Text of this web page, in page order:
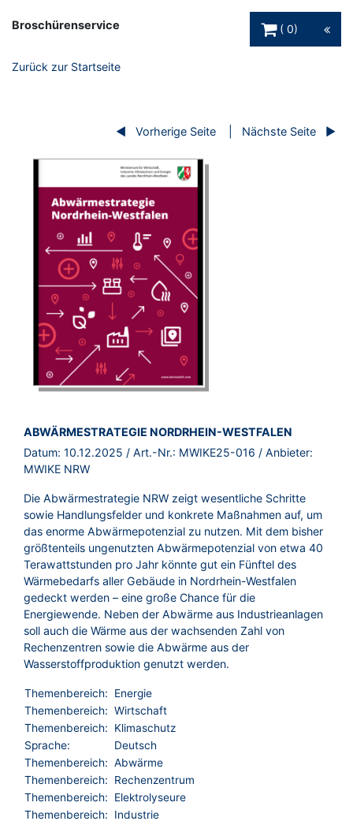
Broschürenservice
0
Zurück zur Startseite
Vorherige Seite Nächste Seite
BROSCHÜRE:
ABWÄRMESTRATEGIE NORDRHEIN-WESTFALEN
Datum: 10.12.2025 / Art.-Nr.: MWIKE25-016 / Anbieter:
MWIKE NRW
Die Abwärmestrategie NRW zeigt wesentliche Schritte
sowie Handlungsfelder und konkrete Maßnahmen auf, um
das enorme Abwärmepotenzial zu nutzen. Mit dem bisher
größtenteils ungenutzten Abwärmepotenzial von etwa 40
Terawattstunden pro Jahr könnte gut ein Fünftel des
Wärmebedarfs aller Gebäude in Nordrhein-Westfalen
gedeckt werden – eine große Chance für die
Energiewende. Neben der Abwärme aus Industrieanlagen
soll auch die Wärme aus der wachsenden Zahl von
Rechenzentren sowie die Abwärme aus der
Wasserstoffproduktion genutzt werden.
Themenbereich:
Energie
Themenbereich: Wirtschaft
Themenbereich:
Klimaschutz
Sprache:
Deutsch
Themenbereich: Abwärme
Themenbereich:
Rechenzentrum
Themenbereich:
Elektrolyseure
Themenbereich:
Industrie